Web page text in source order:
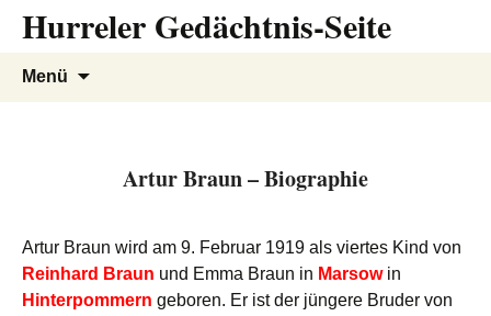
InhaltHurreler Gedächtnis-Seite
Menü
Artur Braun – Biographie
Artur Braun wird am 9. Februar 1919 als viertes Kind von
Reinhard Braun und Emma Braun in Marsowin
Hinterpommern geboren. Er ist der jüngere Bruder von